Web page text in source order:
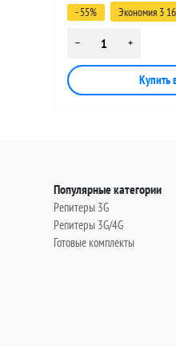
- 55% Экономия 3
Популярные категории
Репитеры 3G
Репитеры 3G/4G
Готовые комплекты